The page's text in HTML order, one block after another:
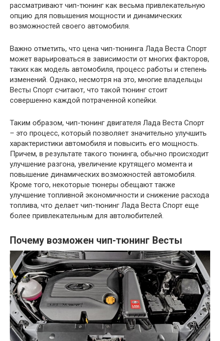
рассматривают чип-тюнинг как весьма привлекательную
опцию для повышения мощности и динамических
возможностей своего автомобиля.
Важно отметить, что цена чип-тюнинга Лада Веста Спорт
может варьироваться в зависимости от многих факторов,
таких как модель автомобиля, процесс работы и степень
изменений. Однако, несмотря на это, многие владельцы
Весты Спорт считают, что такой тюнинг стоит
совершенно каждой потраченной копейки.
Таким образом, чип-тюнинг двигателя Лада Веста Спорт
– это процесс, который позволяет значительно улучшить
характеристики автомобиля и повысить его мощность.
Причем, в результате такого тюнинга, обычно происходит
улучшение разгона, увеличение крутящего момента и
повышение динамических возможностей автомобиля.
Кроме того, некоторые тюнеры обещают также
улучшение топливной экономичности и снижение расхода
топлива, что делает чип-тюнинг Лада Веста Спорт еще
более привлекательным для автолюбителей.
Почему возможен чип-тюнинг Весты